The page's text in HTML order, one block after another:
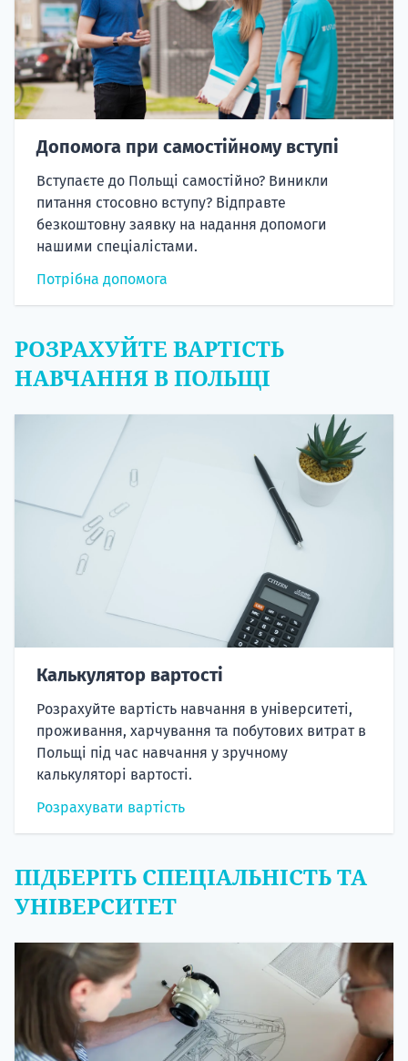
Допомога при самостійному вступі
Вступаєте до Польщі самостійно? Виникли
питання стосовно вступу? Відправте
безкоштовну заявку на надання допомоги
нашими спеціалістами.
Потрібна допомога
РОЗРАХУЙТЕ ВАРТІСТЬ
НАВЧАННЯ В ПОЛЬЩІ
Калькулятор вартості
Розрахуйте вартість навчання в університеті,
проживання, харчування та побутових витрат в
Польщі під час навчання у зручному
калькуляторі вартості.
Розрахувати вартість
ПІДБЕРІТЬ СПЕЦІАЛЬНІСТЬ ТА
УНІВЕРСИТЕТ